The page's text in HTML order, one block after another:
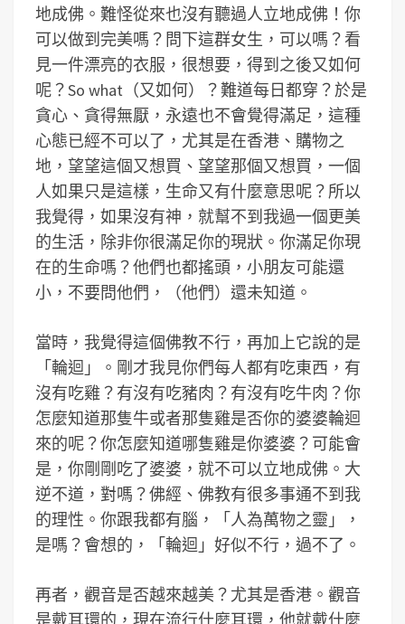
地成佛。難怪從來也沒有聽過人立地成佛！你
可以做到完美嗎？問下這群女生，可以嗎？看
見一件漂亮的衣服，很想要，得到之後又如何
呢？So what（又如何）？難道每日都穿？於是
貪心、貪得無厭，永遠也不會覺得滿足，這種
心態已經不可以了，尤其是在香港、購物之
地，望望這個又想買、望望那個又想買，一個
人如果只是這樣，生命又有什麼意思呢？所以
我覺得，如果沒有神，就幫不到我過一個更美
的生活，除非你很滿足你的現狀。你滿足你現
在的生命嗎？他們也都搖頭，小朋友可能還
小，不要問他們，（他們）還未知道。
當時，我覺得這個佛教不行，再加上它說的是
「輪迴」。剛才我見你們每人都有吃東西，有
沒有吃雞？有沒有吃豬肉？有沒有吃牛肉？你
怎麼知道那隻牛或者那隻雞是否你的婆婆輪迴
來的呢？你怎麼知道哪隻雞是你婆婆？可能會
是，你剛剛吃了婆婆，就不可以立地成佛。大
逆不道，對嗎？佛經、佛教有很多事通不到我
的理性。你跟我都有腦，「人為萬物之靈」，
是嗎？會想的，「輪迴」好似不行，過不了。
再者，觀音是否越來越美？尤其是香港。觀音